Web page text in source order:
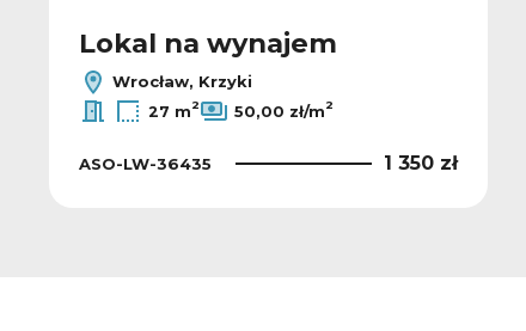
Lokal na wynajem
Wrocław, Krzyki
27 m2 50,00 zł/m2
ASO-LW-36435 1 350 zł